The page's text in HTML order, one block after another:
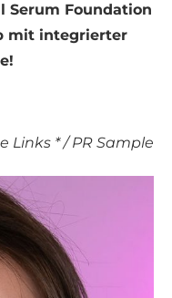
Serum Foundation
mit integrierter
Links * / PR Sample